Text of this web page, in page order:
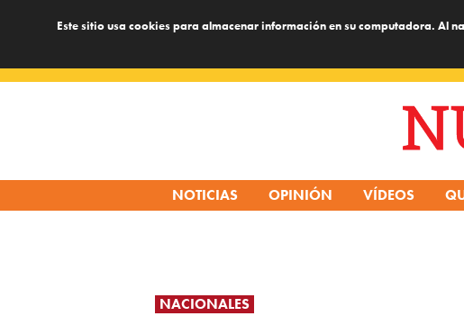
Este sitio usa cookies para almacenar información en su computadora. Al
NOTICIAS OPINIÓN VÍDEOS
NACIONALES